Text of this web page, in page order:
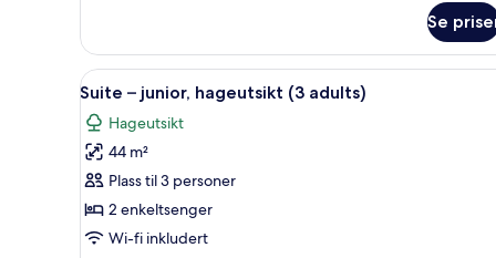
2
children)
(standard,
adults
and
2
children)
Se
Åpne
alle
bildene
av
Suite
–
junior,
Sengetøy av topp kvalitet,
7
Suite – junior, hageutsikt (3 adults)
Hageutsikt
44 m²
Plass til 3 personer
2 enkeltsenger
Wi-fi inkludert